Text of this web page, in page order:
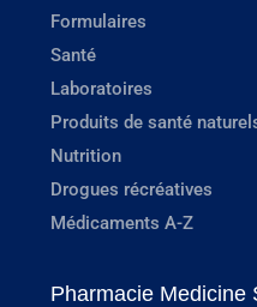
Formulaires
Santé
Laboratoires
Produits de santé
Nutrition
Drogues récréatives
Médicaments A-Z
Pharmacie Medicine